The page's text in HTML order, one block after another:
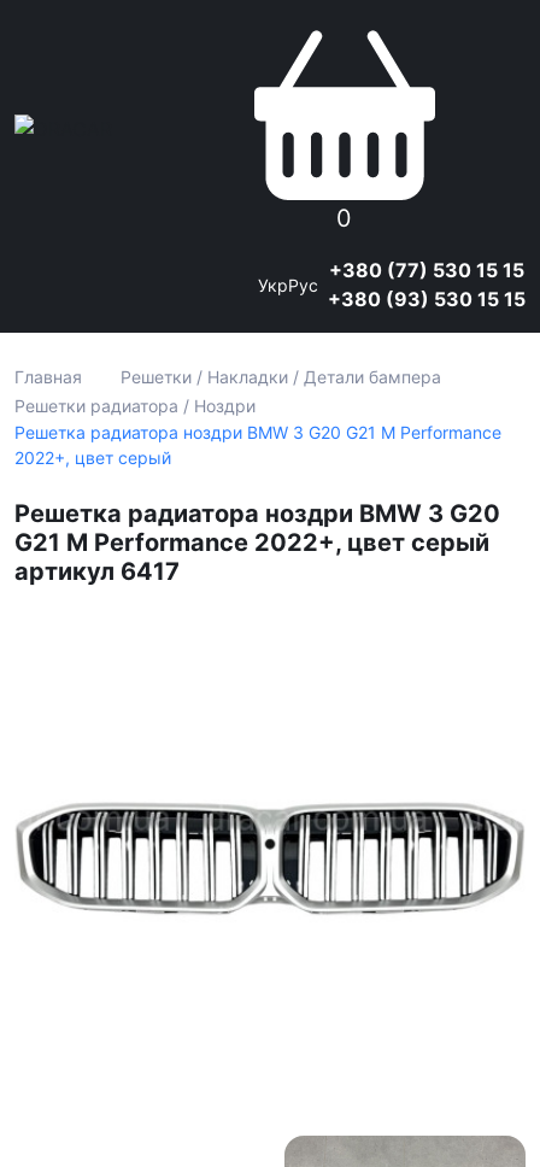
0
УкрРус
+380 (77) 530 15 15
+380 (93) 530 15 15
Главная
Решетки / Накладки / Детали бампера
Решетки радиатора / Ноздри
Решетка радиатора ноздри BMW 3 G20 G21 M Performance
2022+, цвет серый
Решетка радиатора ноздри BMW 3 G20
G21 M Performance 2022+, цвет серый
артикул 6417